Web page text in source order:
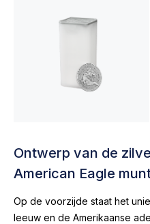
Ontwerp van de
American Eagle
Op de voorzijde staat het
leeuw en de Amerikaanse